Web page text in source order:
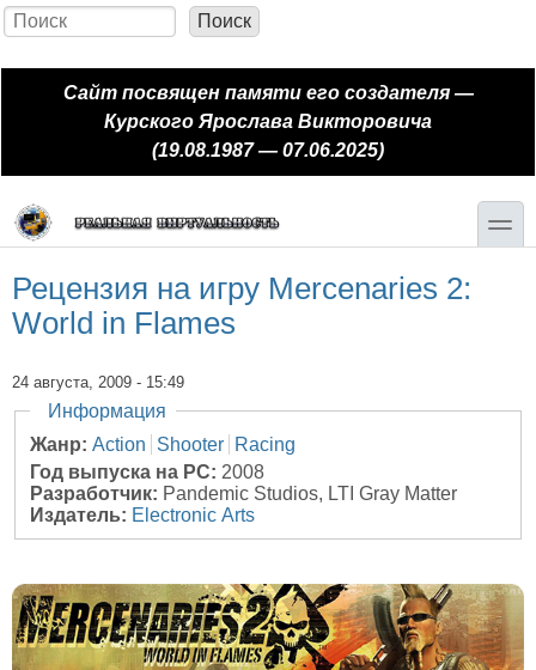
Перейти к основному содержанию
Skip to search
Форма поиска
Поиск
Сайт посвящен памяти его создателя —
Курского Ярослава Викторовича
(19.08.1987 — 07.06.2025)
toggle
Рецензия на игру Mercenaries 2:
World in Flames
24 августа, 2009 - 15:49
Скрыть
Информация
Жанр: Action Shooter
Racing
Год выпуска на PC: 2008
Разработчик: Pandemic Studios, LTI Gray Matter
Издатель: Electronic Arts